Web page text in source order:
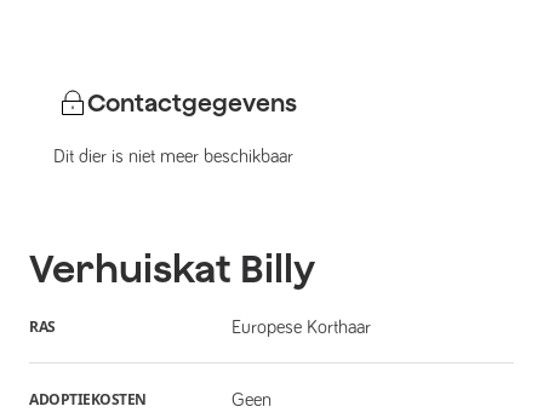
Contactgegevens
Dit dier is niet meer beschikbaar
Verhuiskat Billy
RAS Europese Korthaar
ADOPTIEKOSTEN Geen